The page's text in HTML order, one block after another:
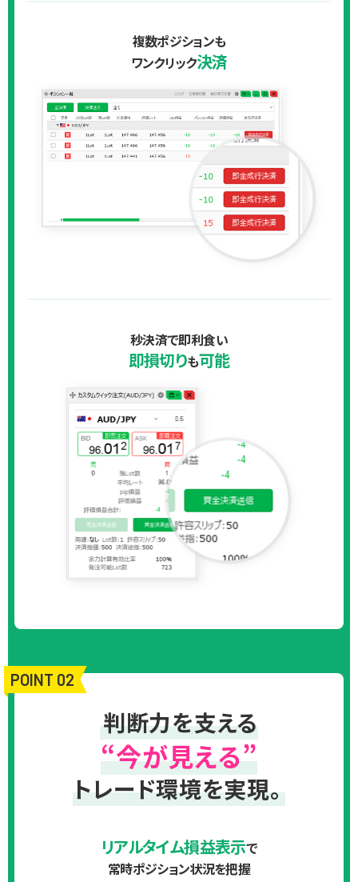
複数ポジションも
ワンクリック決済
秒決済で即利食い
即損切りも可能
POINT 02
判断力を支える
“今が見える”
トレード環境を実現。
リアルタイム損益表示で
常時ポジション状況を把握